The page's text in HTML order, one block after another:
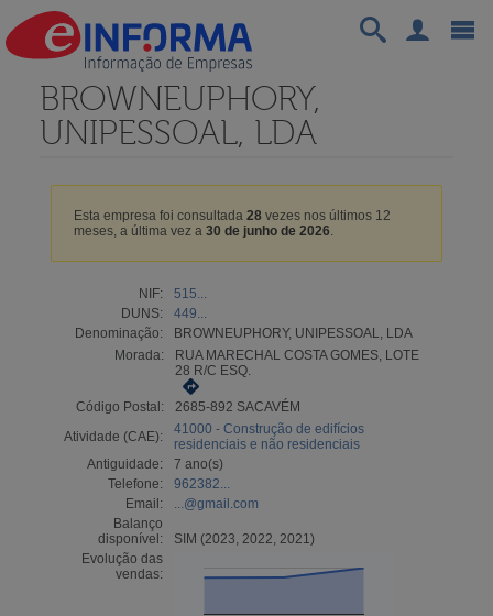
BROWNEUPHORY,
UNIPESSOAL, LDA
Esta empresa foi consultada 28vezes nos últimos 12
meses, a última vez a 30 de junho de 2026.
NIF:
515...
DUNS:
449...
Denominação:
BROWNEUPHORY, UNIPESSOAL, LDA
Morada:
RUA MARECHAL COSTA GOMES, LOTE
28 R/C ESQ.
Código Postal:
2685-892 SACAVÉM
Atividade (CAE):
41000 - Construção de edifícios
residenciais e não residenciais
Antiguidade:
7 ano(s)
Telefone:
962382...
Email:
...@gmail.com
Balanço
disponível:
SIM (2023, 2022, 2021)
Evolução das
vendas: